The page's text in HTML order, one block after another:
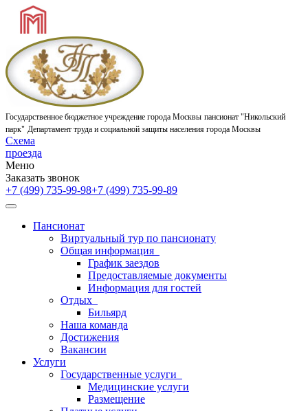
Государственное бюджетное учреждение города Москвы пансионат "Никольский
парк" Департамент труда и социальной защиты населения города Москвы
Схема
проезда
Меню
Заказать звонок
+7 (499) 735-99-98+7 (499) 735-99-89
Пансионат
Виртуальный тур по пансионату
Общая информация
График заездов
Предоставляемые документы
Информация для гостей
Отдых
Бильярд
Наша команда
Достижения
Вакансии
Услуги
Государственные услуги
Медицинские услуги
Размещение